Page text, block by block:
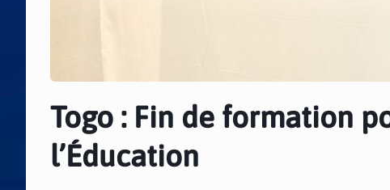
Togo : Fin de formation
l’Éducation